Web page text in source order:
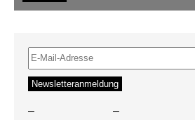
– –